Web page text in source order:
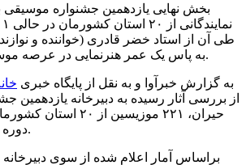
بخش نهایی یازدهمین جشنواره موسیقی
طی آن از استاد خضر قادری (خواننده و
به پاس یک عمر هنرنمایی در عرصه موسیقی تقدیر خواهد شد.
به گزارش خبرآوا و به نقل از پایگاه خبری
از بررسی آثار رسیده به دبیرخانه یازدهمین
حیران، ۲۲۱ موزیسین از
دوره از جشنواره راه یافتند.
براساس آمار اعلام شده از سوی دبیرخانه